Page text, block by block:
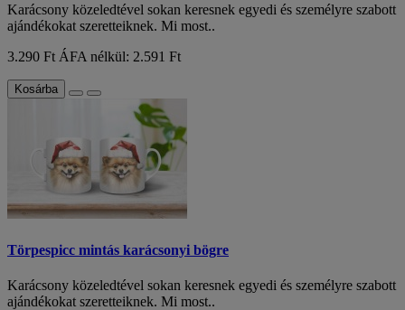
Karácsony közeledtével sokan keresnek egyedi és személyre szabott
ajándékokat szeretteiknek. Mi most..
3.290 Ft ÁFA nélkül: 2.591 Ft
Kosárba
Törpespicc mintás karácsonyi bögre
Karácsony közeledtével sokan keresnek egyedi és személyre szabott
ajándékokat szeretteiknek. Mi most..